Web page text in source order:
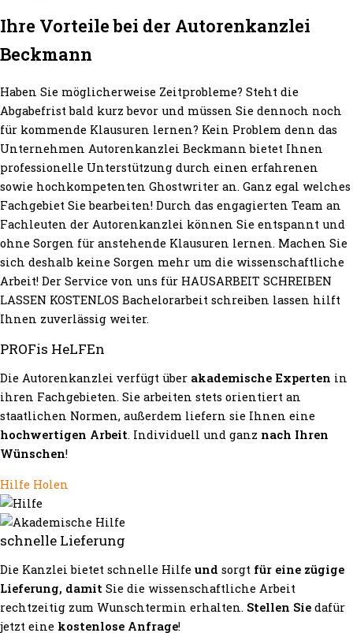
Ihre Vorteile bei der Autorenkanzlei
Beckmann
Haben Sie möglicherweise Zeitprobleme? Steht die
Abgabefrist bald kurz bevor und müssen Sie dennoch noch
für kommende Klausuren lernen? Kein Problem denn das
Unternehmen Autorenkanzlei Beckmann bietet Ihnen
professionelle Unterstützung durch einen erfahrenen
sowie hochkompetenten Ghostwriter an. Ganz egal welches
Fachgebiet Sie bearbeiten! Durch das engagierten Team an
Fachleuten der Autorenkanzlei können Sie entspannt und
ohne Sorgen für anstehende Klausuren lernen. Machen Sie
sich deshalb keine Sorgen mehr um die wissenschaftliche
Arbeit! Der Service von uns für HAUSARBEIT SCHREIBEN
LASSEN KOSTENLOS Bachelorarbeit schreiben lassen hilft
Ihnen zuverlässig weiter.
PROFis HeLFEn
Die Autorenkanzlei verfügt über akademische Experten in
ihren Fachgebieten. Sie arbeiten stets orientiert an
staatlichen Normen, außerdem liefern sie Ihnen eine
hochwertigen Arbeit. Individuell und ganz nach Ihren
Wünschen!
Hilfe Holen
schnelle Lieferung
Die Kanzlei bietet schnelle Hilfe und sorgt für eine zügige
Lieferung, damit Sie die wissenschaftliche Arbeit
rechtzeitig zum Wunschtermin erhalten. Stellen Sie dafür
jetzt eine kostenlose Anfrage!